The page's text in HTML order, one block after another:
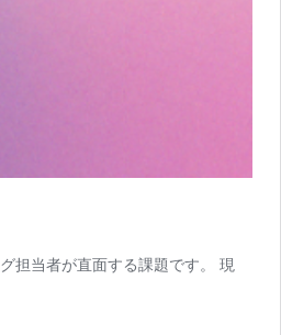
担当者が直面する課題です。 現